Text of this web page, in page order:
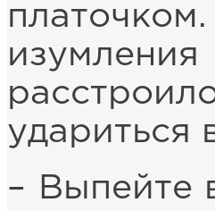
удариться
– Выпейте